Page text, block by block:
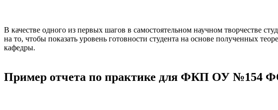
В качестве одного из первых шагов в самостоятельном научном творчестве
на то, чтобы показать уровень готовности студента на основе полученных
кафедры.
Пример отчета по практике для ФКП ОУ №154